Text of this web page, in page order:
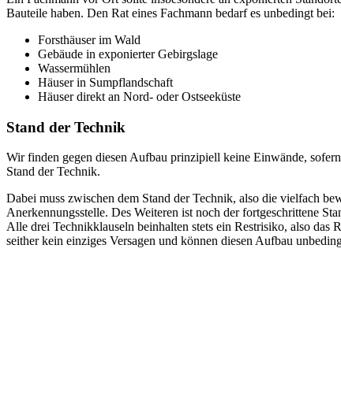
Bauteile haben. Den Rat eines Fachmann bedarf es unbedingt bei:
Forsthäuser im Wald
Gebäude in exponierter Gebirgslage
Wassermühlen
Häuser in Sumpflandschaft
Häuser direkt an Nord- oder Ostseeküste
Stand der Technik
Wir finden gegen diesen Aufbau prinzipiell keine Einwände,
Stand der Technik.
Dabei muss zwischen dem Stand der Technik, also die vielfach
Anerkennungsstelle. Des Weiteren ist noch der fortgeschrittene
Alle drei Technikklauseln beinhalten stets ein Restrisiko, also
seither kein einziges Versagen und können diesen Aufbau